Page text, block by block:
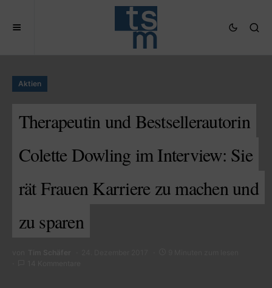
Aktien
Therapeutin und Bestsellerautorin
Colette Dowling im Interview: Sie
rät Frauen Karriere zu machen und
zu sparen